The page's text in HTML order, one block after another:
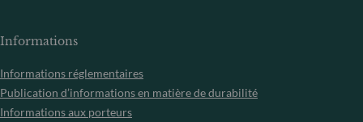
Informations
Informations réglementaires
Publication d’informations en matière de durabilité
Informations aux porteurs